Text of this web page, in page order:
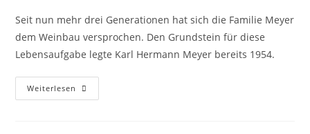
Seit nun mehr drei Generationen hat sich die Familie Meyer
dem Weinbau versprochen. Den Grundstein für diese
Lebensaufgabe legte Karl Hermann Meyer bereits 1954.
Weiterlesen